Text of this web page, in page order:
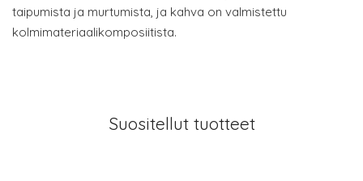
taipumista ja murtumista, ja kahva on valmistettu
kolmimateriaalikomposiitista.
Suositellut tuotteet